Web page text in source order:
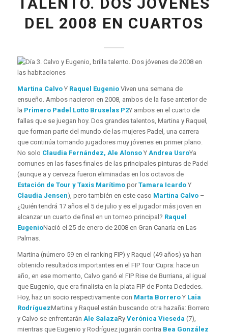
DEL 2008 EN CUARTOS
Martina CalvoY Raquel EugenioViven una semana de
ensueño. Ambos nacieron en 2008, ambos de la fase anterior de
la Primero Padel Lotto Bruselas P2Y ambos en el cuarto de
fallas que se juegan hoy. Dos grandes talentos, Martina y Raquel,
que forman parte del mundo de las mujeres Padel, una carrera
que continúa tomando jugadores muy jóvenes en primer plano.
No solo Claudia Fernández, Ale AlonsoY Andrea UsroYa
comunes en las fases finales de las principales pinturas de Padel
(aunque a y cerveza fueron eliminadas en los octavos de
Estación de Tour y Taxis MarítimoporTamara IcardoY
Claudia Jensen), pero también en este caso Martina Calvo–
¿Quién tendrá 17 años el 5 de julio y es el jugador más joven en
alcanzar un cuarto de final en un torneo principal? Raquel
EugenioNació el 25 de enero de 2008 en Gran Canaria en Las
Palmas.
Martina (número 59 en el ranking FIP) y Raquel (49 años) ya han
obtenido resultados importantes en el FIP Tour Cupra: hace un
año, en ese momento, Calvo ganó el FIP Rise de Burriana, al igual
que Eugenio, que era finalista en la plata FIP de Ponta Dededes.
Hoy, haz un socio respectivamente con Marta BorreroY Laia
RodríguezMartina y Raquel están buscando otra hazaña: Borrero
y Calvo se enfrentarán Ale SalazaRy Verónica Vieseda (7),
mientras que Eugenio y Rodríguez jugarán contra Bea González